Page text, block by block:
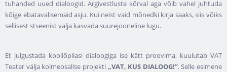
tuhanded uued dialoogid. Argivestluste kõrval aga võib vahel juhtuda
kõige ebatavalisemaid asju. Kui neist vaid mõnedki kirja saaks, siis võiks
sellisest stseenist välja kasvada suurejooneline lugu.
Et julgustada kooliõpilasi dialoogiga ise kätt proovima, kuulutab VAT
Teater välja kolmeosalise projekti „VAT, KUS DIALOOG!”. Selle esimene